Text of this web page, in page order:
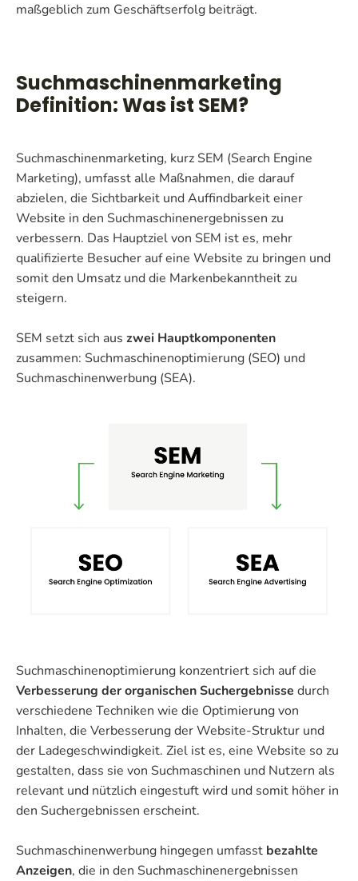
maßgeblich zum Geschäftserfolg beiträgt.
Suchmaschinenmarketing
Definition: Was ist SEM?
Suchmaschinenmarketing, kurz SEM (Search Engine
Marketing), umfasst alle Maßnahmen, die darauf
abzielen, die Sichtbarkeit und Auffindbarkeit einer
Website in den Suchmaschinenergebnissen zu
verbessern. Das Hauptziel von SEM ist es, mehr
qualifizierte Besucher auf eine Website zu bringen und
somit den Umsatz und die Markenbekanntheit zu
steigern.
SEM setzt sich aus zwei Hauptkomponenten
zusammen: Suchmaschinenoptimierung (SEO) und
Suchmaschinenwerbung (SEA).
Suchmaschinenoptimierung konzentriert sich auf die
Verbesserung der organischen Suchergebnisse durch
verschiedene Techniken wie die Optimierung von
Inhalten, die Verbesserung der Website-Struktur und
der Ladegeschwindigkeit. Ziel ist es, eine Website so zu
gestalten, dass sie von Suchmaschinen und Nutzern als
relevant und nützlich eingestuft wird und somit höher in
den Suchergebnissen erscheint.
Suchmaschinenwerbung hingegen umfasst bezahlte
Anzeigen, die in den Suchmaschinenergebnissen